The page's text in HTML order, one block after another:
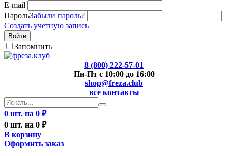
E-mail
ПарольЗабыли пароль?
Создать учетную запись
Войти
Запомнить
8 (800) 222-57-01
Пн-Пт с 10:00 до 16:00
shop@freza.club
все контакты
0 шт. на 0 ₽
0 шт. на 0 ₽
В корзину
Оформить заказ